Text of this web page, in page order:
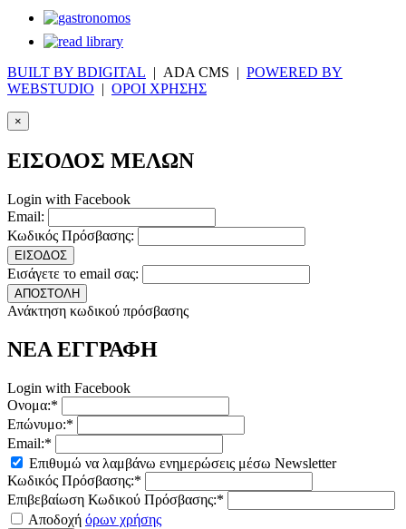
BUILT BY BDIGITAL | ADA CMS | POWERED BY
WEBSTUDIO | ΟΡΟΙ ΧΡΗΣΗΣ
×
ΕΙΣΟΔΟΣ ΜΕΛΩΝ
Login with Facebook
Email:
Κωδικός Πρόσβασης:
ΕΙΣΟΔΟΣ
Εισάγετε το email σας:
ΑΠΟΣΤΟΛΗ
Ανάκτηση κωδικού πρόσβασης
ΝΕΑ ΕΓΓΡΑΦΗ
Login with Facebook
Ονομα:*
Επώνυμο:*
Email:*
Επιθυμώ να λαμβάνω ενημερώσεις μέσω Newsletter
Κωδικός Πρόσβασης:*
Επιβεβαίωση Κωδικού Πρόσβασης:*
Αποδοχή όρων χρήσης